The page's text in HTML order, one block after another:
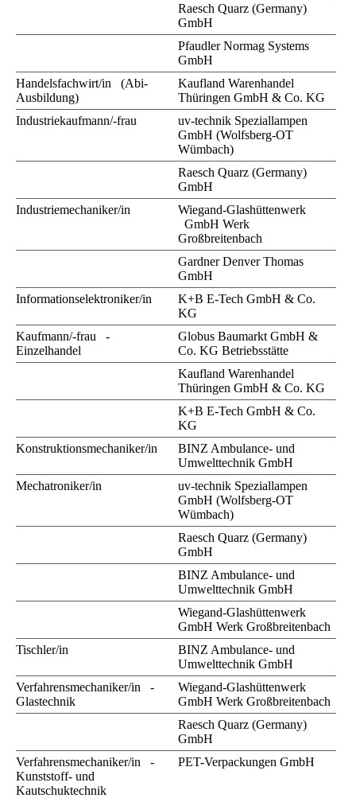
Raesch Quarz (Germany)
GmbH
Pfaudler Normag Systems
GmbH
Handelsfachwirt/in (Abi-
Ausbildung)
Kaufland Warenhandel
Thüringen GmbH & Co. KG
Industriekaufmann/-frau
uv-technik Speziallampen
GmbH (Wolfsberg-OT
Wümbach)
Raesch Quarz (Germany)
GmbH
Industriemechaniker/in
Wiegand-Glashüttenwerk
GmbH Werk
Großbreitenbach
Gardner Denver Thomas
GmbH
Informationselektroniker/in
K+B E-Tech GmbH & Co.
KG
Kaufmann/-frau -
Einzelhandel
Globus Baumarkt GmbH &
Co. KG Betriebsstätte
Kaufland Warenhandel
Thüringen GmbH & Co. KG
K+B E-Tech GmbH & Co.
KG
Konstruktionsmechaniker/in
BINZ Ambulance- und
Umwelttechnik GmbH
Mechatroniker/in
uv-technik Speziallampen
GmbH (Wolfsberg-OT
Wümbach)
Raesch Quarz (Germany)
GmbH
BINZ Ambulance- und
Umwelttechnik GmbH
Wiegand-Glashüttenwerk
GmbH Werk Großbreitenbach
Tischler/in
BINZ Ambulance- und
Umwelttechnik GmbH
Verfahrensmechaniker/in -
Glastechnik
Wiegand-Glashüttenwerk
GmbH Werk Großbreitenbach
Raesch Quarz (Germany)
GmbH
Verfahrensmechaniker/in -
Kunststoff- und
Kautschuktechnik
PET-Verpackungen GmbH